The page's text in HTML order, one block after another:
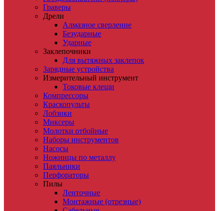
Граверы
Дрели
Алмазное сверление
Безударные
Ударные
Заклепочники
Для вытяжных заклепок
Зарядные устройства
Измерительный инструмент
Токовые клещи
Компрессоры
Краскопульты
Лобзики
Миксеры
Молотки отбойные
Наборы инструментов
Насосы
Ножницы по металлу
Паяльники
Перфораторы
Пилы
Ленточные
Монтажные (отрезные)